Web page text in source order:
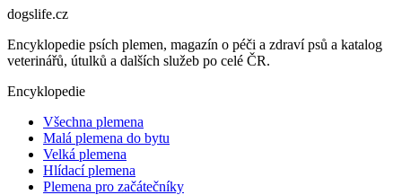
dogslife.cz
Encyklopedie psích plemen, magazín o péči a zdraví psů a katalog
veterinářů, útulků a dalších služeb po celé ČR.
Encyklopedie
Všechna plemena
Malá plemena do bytu
Velká plemena
Hlídací plemena
Plemena pro začátečníky